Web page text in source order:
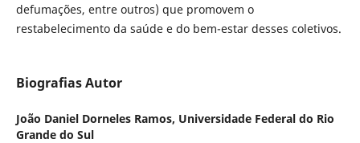
defumações, entre outros) que promovem o
restabelecimento da saúde e do bem-estar desses coletivos.
Biografias Autor
João Daniel Dorneles Ramos, Universidade Federal do Rio
Grande do Sul